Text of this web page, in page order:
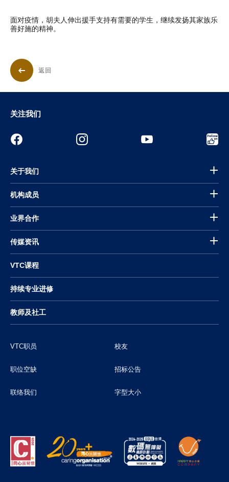
面对疫情，胡夫人伸出援手支持有需要的学生，继续发扬其家族乐
善好施的精神。
返回
关注我们
关于我们
机构成员
业界合作
传媒资讯
VTC课程
持续专业进修
教师及社工
VTC职员 校友
职位空缺 招标公告
联络我们 字型大小